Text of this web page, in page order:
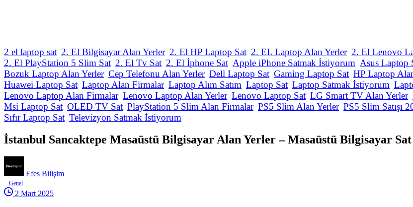
2 el laptop sat 2. El Bilgisayar Alan Yerler 2. El HP Laptop Sat 2. EL Laptop Alan Yerler 2. El Lenovo
2. El PlayStation 5 Slim Sat 2. El Tv Sat 2. El İphone Sat Apple iPhone Satmak İstiyorum Asus Laptop
Bozuk Laptop Alan Yerler Cep Telefonu Alan Yerler Dell Laptop Sat Gaming Laptop Sat HP Laptop
Huawei Laptop Sat Laptop Alan Firmalar Laptop Alım Satım Laptop Sat Laptop Satmak İstiyorum
Lenovo Laptop Alan Firmalar Lenovo Laptop Alan Yerler Lenovo Laptop Sat LG Smart TV Alan Yerler
Msi Laptop Sat OLED TV Sat PlayStation 5 Slim Alan Firmalar PS5 Slim Alan Yerler PS5 Slim Satışı
Sıfır Laptop Sat Televizyon Satmak İstiyorum
İstanbul Sancaktepe Masaüstü Bilgisayar Alan Yerler – Masaüstü Bilgisayar Sat
Efes Bilişim
Genel
2 Mart 2025